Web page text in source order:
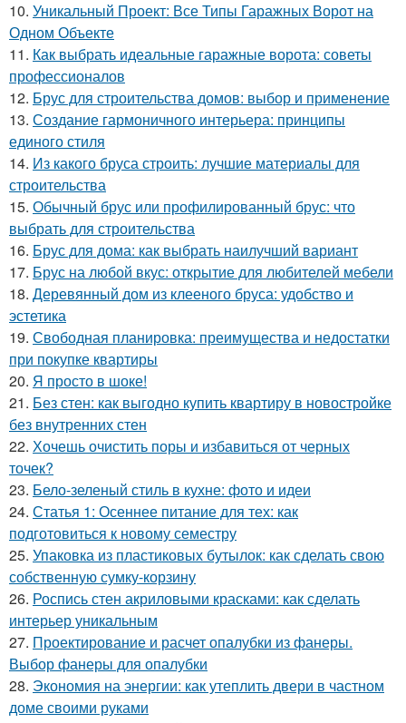
10. Уникальный Проект: Все Типы Гаражных Ворот на
Одном Объекте
11. Как выбрать идеальные гаражные ворота: советы
профессионалов
12. Брус для строительства домов: выбор и применение
13. Создание гармоничного интерьера: принципы
единого стиля
14. Из какого бруса строить: лучшие материалы для
строительства
15. Обычный брус или профилированный брус: что
выбрать для строительства
16. Брус для дома: как выбрать наилучший вариант
17. Брус на любой вкус: открытие для любителей мебели
18. Деревянный дом из клееного бруса: удобство и
эстетика
19. Свободная планировка: преимущества и недостатки
при покупке квартиры
20. Я просто в шоке!
21. Без стен: как выгодно купить квартиру в новостройке
без внутренних стен
22. Хочешь очистить поры и избавиться от черных
точек?
23. Бело-зеленый стиль в кухне: фото и идеи
24. Статья 1: Осеннее питание для тех: как
подготовиться к новому семестру
25. Упаковка из пластиковых бутылок: как сделать свою
собственную сумку-корзину
26. Роспись стен акриловыми красками: как сделать
интерьер уникальным
27. Проектирование и расчет опалубки из фанеры.
Выбор фанеры для опалубки
28. Экономия на энергии: как утеплить двери в частном
доме своими руками